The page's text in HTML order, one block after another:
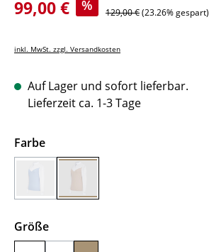
99,00 € % Regulärer Preis:
129,00 €(23.26% gespart)
inkl. MwSt. zzgl. Versandkosten
Auf Lager und sofort lieferbar.
Lieferzeit ca. 1-3 Tage
Farbeauswählen
powder blue
Größeauswählen